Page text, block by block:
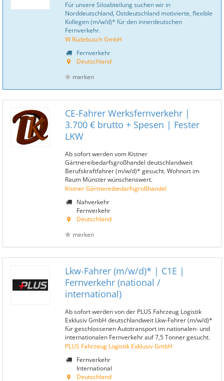
Für unsere Siloabteilung suchen wir in
Norddeutschland, Ostdeutschland motivierte, flexible
Kollegen (m/w/d)* für den innerdeutschen
Fernverkehr.
W.Rüdebusch GmbH
Fernverkehr
Deutschland
merken
CE-Fahrer Werksfernverkehr |
3.700 € brutto + Spesen | Fester
LKW
Ab sofort werden vom Kistner
Gärtnereibedarfsgroßhandel deutschlandweit
Berufskraftfahrer (m/w/d)* gesucht. Wohnort im
Raum Münster wünschenswert.
Kistner Gärtnereibedarfsgroßhandel
Nahverkehr
Fernverkehr
Deutschland
merken
Lkw-Fahrer (m/w/d)* | C1E |
Fernverkehr (national /
international)
Ab sofort werden von der PLUS Fahrzeug Logistik
Exklusiv GmbH deutschlandweit Lkw-Fahrer (m/w/d)*
für geschlossenen Autotransport im nationalen- und
internationalen Fernverkehr auf 7,5 Tonner gesucht.
PLUS Fahrzeug Logistik Exklusiv GmbH
Fernverkehr
International
Deutschland